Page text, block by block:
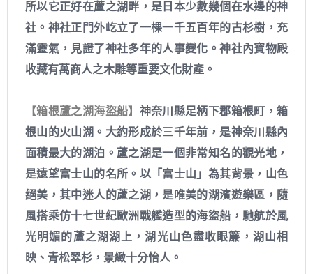
所以它正好在蘆之湖畔，是日本少數幾個在水邊的神
社。神社正門外屹立了一棵一千五百年的古杉樹，充
滿靈氣，見證了神社多年的人事變化。神社內寶物殿
收藏有萬商人之木雕等重要文化財產。
【箱根蘆之湖海盜船】 神奈川縣足柄下郡箱根町，箱
根山的火山湖。大約形成於三千年前，是神奈川縣內
面積最大的湖泊。蘆之湖是一個非常知名的觀光地，
是遠望富士山的名所。以「富士山」為其背景，山色
絕美，其中迷人的蘆之湖，是唯美的湖濱遊樂區，隨
風搭乘仿十七世紀歐洲戰艦造型的海盜船，馳航於風
光明媚的蘆之湖湖上，湖光山色盡收眼簾，湖山相
映、青松翠杉，景緻十分怡人。